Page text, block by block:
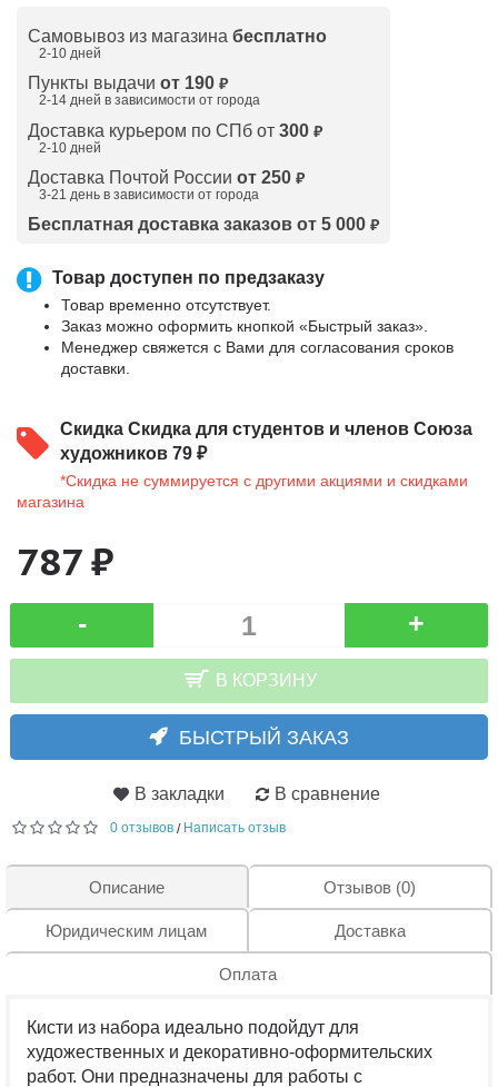
Самовывоз из магазина бесплатно
2-10 дней
Пункты выдачи от 190 ₽
2-14 дней в зависимости от города
Доставка курьером по СПб от 300 ₽
2-10 дней
Доставка Почтой России от 250 ₽
3-21 день в зависимости от города
Бесплатная доставка заказов от 5 000 ₽
Товар доступен по предзаказу
Товар временно отсутствует.
Заказ можно оформить кнопкой «Быстрый заказ».
Менеджер свяжется с Вами для согласования сроков
доставки.
Скидка Скидка для студентов и членов Союза
художников 79 ₽
*Скидка не суммируется с другими акциями и скидками
магазина
787 ₽
- +
В КОРЗИНУ
БЫСТРЫЙ ЗАКАЗ
В закладки В сравнение
0 отзывов / Написать отзыв
Описание Отзывов (0)
Юридическим лицам Доставка
Оплата
Кисти из набора идеально подойдут для
художественных и декоративно-оформительских
работ. Они предназначены для работы с